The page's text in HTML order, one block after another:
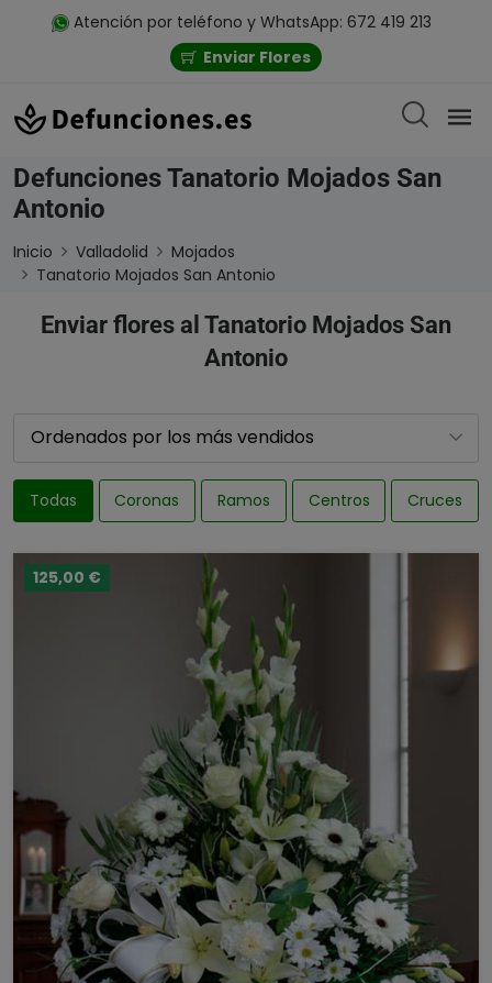
Atención por teléfono y WhatsApp: 672 419 213
Enviar Flores
Defunciones Tanatorio Mojados San
Antonio
Inicio Valladolid
Mojados
Tanatorio Mojados San Antonio
Enviar flores al Tanatorio Mojados San
Antonio
Todas Coronas Ramos Centros Cruces
125,00 €